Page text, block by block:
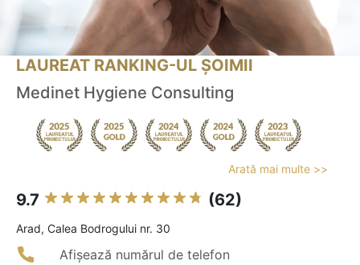
LAUREAT RANKING-UL ȘOIMII
Medinet Hygiene Consulting
Arată mai multe >>
9.7 (62)
Arad, Calea Bodrogului nr. 30
Afișează numărul de telefon